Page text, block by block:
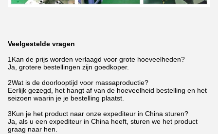
Veelgestelde vragen
1Kan de prijs worden verlaagd voor grote hoeveelheden?
Ja, grotere bestellingen zijn goedkoper.
2Wat is de doorlooptijd voor massaproductie?
Eerlijk gezegd, het hangt af van de hoeveelheid bestelling en het
seizoen waarin je je bestelling plaatst.
3Kun je het product naar onze expediteur in China sturen?
Ja, als u een expediteur in China heeft, sturen we het product
graag naar hen.